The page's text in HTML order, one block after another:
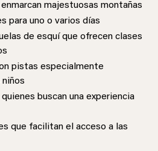
majestuosas montañas
para uno o varios días
de esquí que ofrecen clases
pistas especialmente
niños
buscan una experiencia
que facilitan el acceso a las